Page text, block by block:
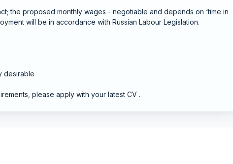
the proposed monthly wages - negotiable and depends on ‘time in
will be in accordance with Russian Labour Legislation.
desirable
please apply with your latest CV .